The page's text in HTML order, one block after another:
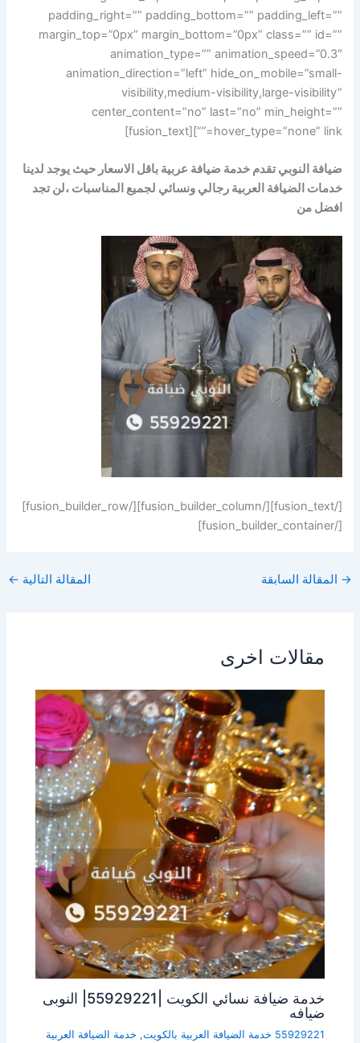
padding_right=”” padding_bottom=”” padding_left=””
margin_top=”0px” margin_bottom=”0px” class=”” id=””
animation_type=”” animation_speed=”0.3″
animation_direction=”left” hide_on_mobile=”small-
visibility,medium-visibility,large-visibility”
center_content=”no” last=”no” min_height=””
hover_type=”none” link=””][fusion_text]
ضيافة النوبي تقدم خدمة ضيافة عربية باقل الاسعار حيث يوجد لدينا
خدمات الضيافة العربية رجالي ونسائي لجميع المناسبات ،لن تجد
افضل من
[/fusion_text][/fusion_builder_column][/fusion_builder_row]
[/fusion_builder_container]
→ المقالة السابقة المقالة التالية ←
مقالات اخرى
خدمة ضيافة نسائي الكويت |55929221| النوبى
ضيافه
55929221 خدمة الضيافة العربية بالكويت , خدمة الضيافة العربية